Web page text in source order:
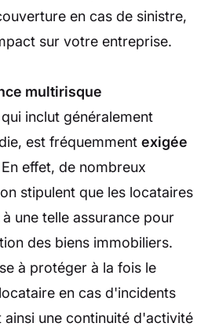
en cas de sinistre,
sur votre entreprise.
multirisque
inclut généralement
est fréquemment exigée
effet, de nombreux
stipulent que les locataires
une telle assurance pour
des biens immobiliers.
à protéger à la fois le
en cas d'incidents
ainsi une continuité d'activité